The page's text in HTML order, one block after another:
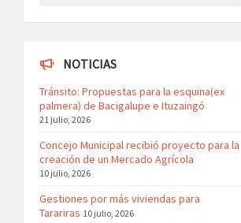
NOTICIAS
Tránsito: Propuestas para la esquina(ex
palmera) de Bacigalupe e Ituzaingó
21 julio, 2026
Concejo Municipal recibió proyecto para la
creación de un Mercado Agrícola
10 julio, 2026
Gestiones por más viviendas para
Tarariras 10 julio, 2026